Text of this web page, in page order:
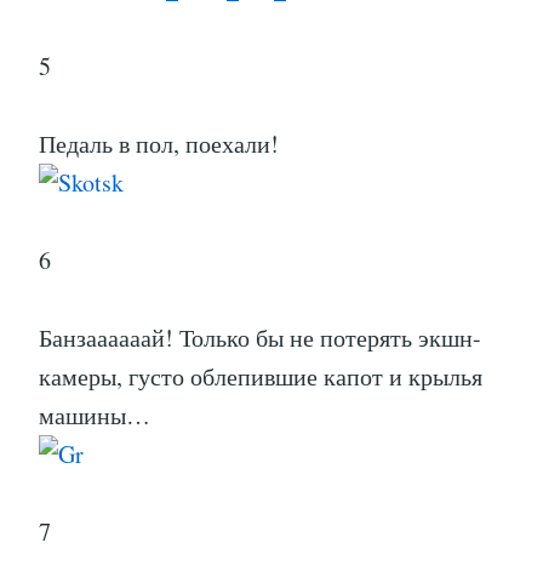
5
Педаль в пол, поехали!
6
Банзаааааай! Только бы не потерять экшн-
камеры, густо облепившие капот и крылья
машины…
7